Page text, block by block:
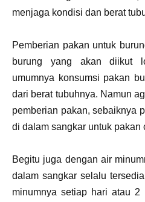
menjaga kondisi dan berat
Pemberian pakan untuk
burung yang akan diikut
umumnya konsumsi pakan
dari berat tubuhnya. Namun
pemberian pakan, sebaiknya
di dalam sangkar untuk pakan
Begitu juga dengan air
dalam sangkar selalu
minumnya setiap hari atau